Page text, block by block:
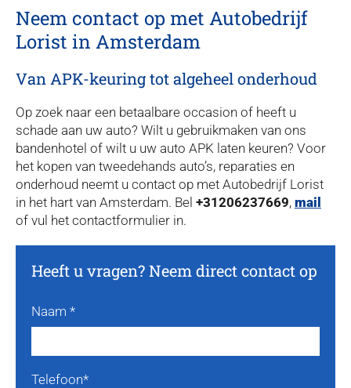
Neem contact op met Autobedrijf
Lorist in Amsterdam
Van APK-keuring tot algeheel onderhoud
Op zoek naar een betaalbare occasion of heeft u
schade aan uw auto? Wilt u gebruikmaken van ons
bandenhotel of wilt u uw auto APK laten keuren? Voor
het kopen van tweedehands auto’s, reparaties en
onderhoud neemt u contact op met Autobedrijf Lorist
in het hart van Amsterdam. Bel +31206237669, mail
of vul het contactformulier in.
Heeft u vragen? Neem direct contact op
Naam *
Telefoon*